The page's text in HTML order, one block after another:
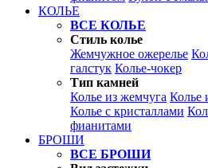
КОЛЬЕ
ВСЕ КОЛЬЕ
Стиль колье
Жемчужное ожерелье
галстук Колье-чокер
Тип камней
Колье из жемчуга Колье
Колье с кристаллами
фианитами
БРОШИ
ВСЕ БРОШИ